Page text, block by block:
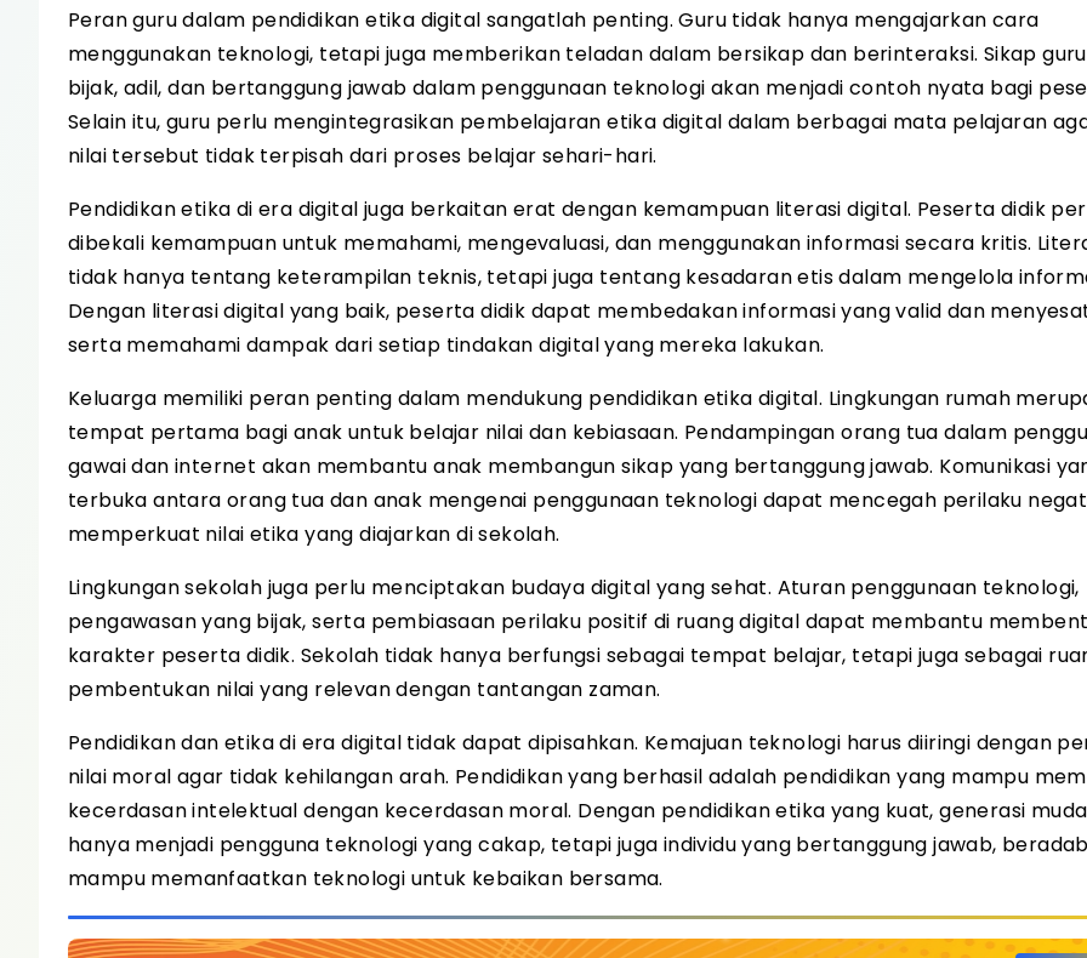
Peran guru dalam pendidikan etika digital sangatlah penting. Guru tidak hanya mengajarkan cara
menggunakan teknologi, tetapi juga memberikan teladan dalam bersikap dan berinteraksi. Sikap
bijak, adil, dan bertanggung jawab dalam penggunaan teknologi akan menjadi contoh nyata bagi
Selain itu, guru perlu mengintegrasikan pembelajaran etika digital dalam berbagai mata pelajaran
nilai tersebut tidak terpisah dari proses belajar sehari-hari.
Pendidikan etika di era digital juga berkaitan erat dengan kemampuan literasi digital. Peserta didik
dibekali kemampuan untuk memahami, mengevaluasi, dan menggunakan informasi secara kritis.
tidak hanya tentang keterampilan teknis, tetapi juga tentang kesadaran etis dalam mengelola
Dengan literasi digital yang baik, peserta didik dapat membedakan informasi yang valid dan
serta memahami dampak dari setiap tindakan digital yang mereka lakukan.
Keluarga memiliki peran penting dalam mendukung pendidikan etika digital. Lingkungan rumah
tempat pertama bagi anak untuk belajar nilai dan kebiasaan. Pendampingan orang tua dalam
gawai dan internet akan membantu anak membangun sikap yang bertanggung jawab. Komunikasi
terbuka antara orang tua dan anak mengenai penggunaan teknologi dapat mencegah perilaku
memperkuat nilai etika yang diajarkan di sekolah.
Lingkungan sekolah juga perlu menciptakan budaya digital yang sehat. Aturan penggunaan teknologi,
pengawasan yang bijak, serta pembiasaan perilaku positif di ruang digital dapat membantu
karakter peserta didik. Sekolah tidak hanya berfungsi sebagai tempat belajar, tetapi juga sebagai
pembentukan nilai yang relevan dengan tantangan zaman.
Pendidikan dan etika di era digital tidak dapat dipisahkan. Kemajuan teknologi harus diiringi dengan
nilai moral agar tidak kehilangan arah. Pendidikan yang berhasil adalah pendidikan yang mampu
kecerdasan intelektual dengan kecerdasan moral. Dengan pendidikan etika yang kuat, generasi
hanya menjadi pengguna teknologi yang cakap, tetapi juga individu yang bertanggung jawab,
mampu memanfaatkan teknologi untuk kebaikan bersama.